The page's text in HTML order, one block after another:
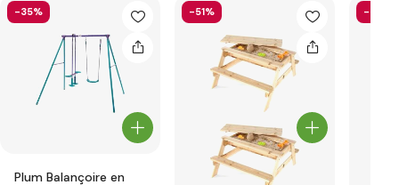
-35%
Plum Balançoire en
-51% -35%